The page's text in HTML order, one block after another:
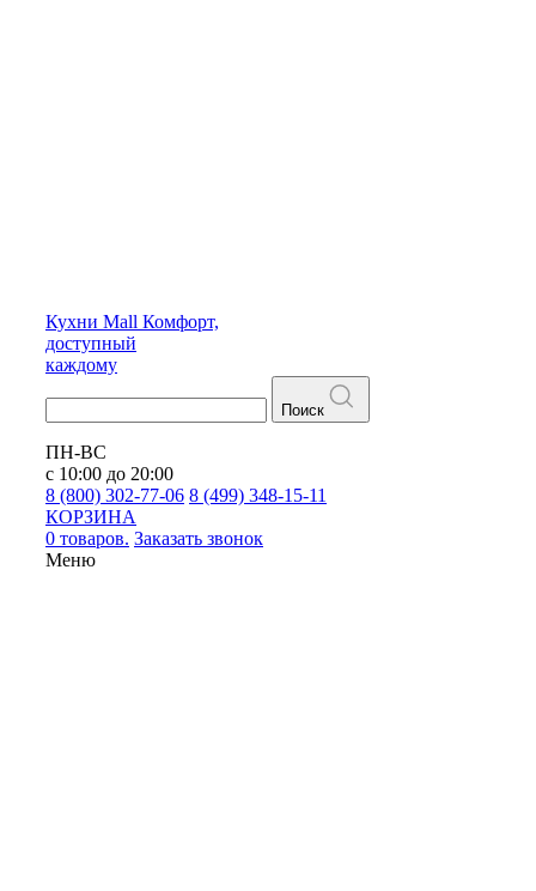
Кухни Mall Комфорт,
доступный
каждому
Поиск
ПН-ВС
с 10:00 до 20:00
8 (800) 302-77-06 8 (499) 348-15-11
КОРЗИНА
0 товаров. Заказать звонок
Меню